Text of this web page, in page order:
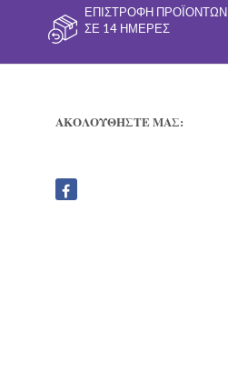
ΕΠΙΣΤΡΟΦΉ ΠΡΟΪΌΝΤΩΝ
ΣΕ 14 ΗΜΈΡΕΣ
ΑΚΟΛΟΥΘΗΣΤΕ ΜΑΣ: